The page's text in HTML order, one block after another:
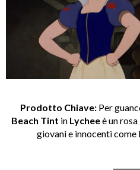
Prodotto Chiave: Per
Beach Tint in Lycheeè un
giovani e innocenti